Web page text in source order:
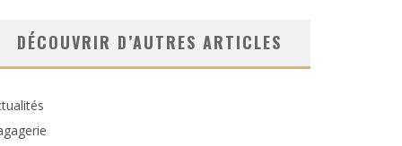
DÉCOUVRIR D’AUTRES ARTICLES